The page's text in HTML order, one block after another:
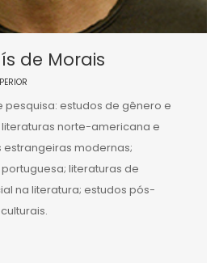
de Morais
pesquisa: estudos de gênero e
norte-americana e
estrangeiras modernas;
literaturas de
na literatura; estudos pós-